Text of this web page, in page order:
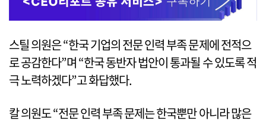
스틸 의원은 “한국 기업의 전문 인력 부족 문제에 전적으
로 공감한다”며 “한국 동반자 법안이 통과될 수 있도록 적
극 노력하겠다”고 화답했다.
칼 의원도 “전문 인력 부족 문제는 한국뿐만 아니라 많은